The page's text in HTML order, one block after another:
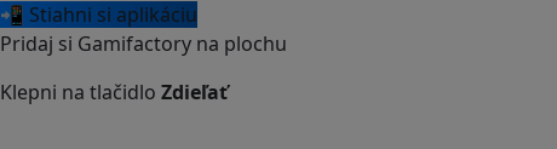
📲 Stiahni si aplikáciu
Pridaj si Gamifactory na plochu
Klepni na tlačidlo Zdieľať